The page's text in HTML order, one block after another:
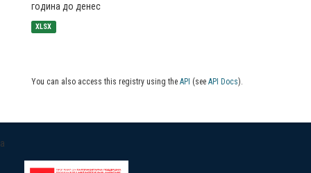
година до денес
XLSX
You can also access this registry using the API (see API Docs).
a